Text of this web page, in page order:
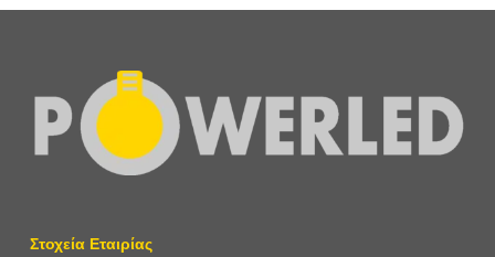
Στοχεία Εταιρίας